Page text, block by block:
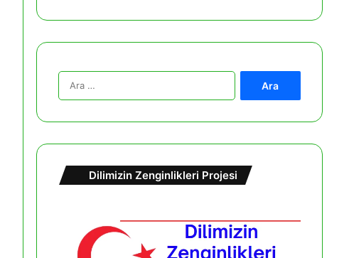
m
Dilimizin Zenginlikleri Projesi